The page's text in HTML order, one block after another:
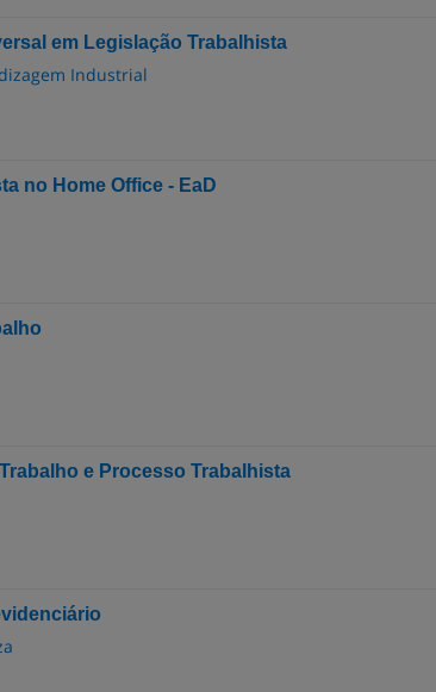
em Legislação Trabalhista
Industrial
no Home Office - EaD
e Processo Trabalhista